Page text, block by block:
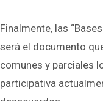
Finalmente, las
será el documento
comunes y parciales
participativa